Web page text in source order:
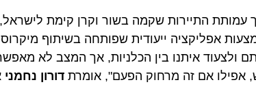
התיירות שקמה בשור וקרן קימת לישראל,
אפליקציה ייעודית שפותחה בשיתוף
איתנו בין הכלניות, אך המצב לא מאפשר
אם זה מרחוק הפעם", אומרתדורון נחמני